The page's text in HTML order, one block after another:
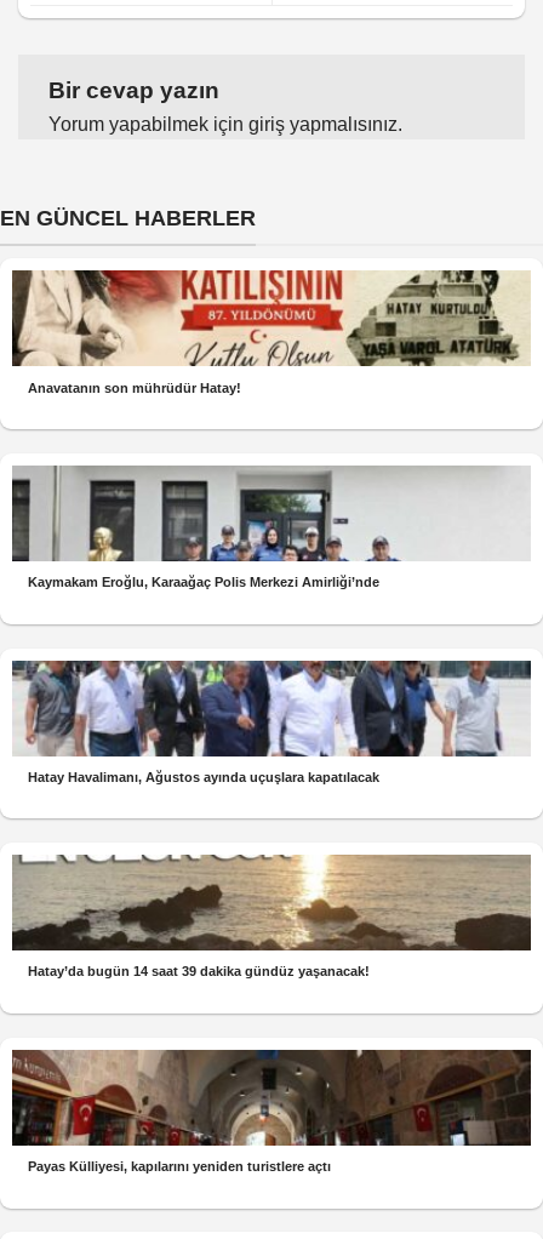
Bir cevap yazın
Yorum yapabilmek için giriş yapmalısınız.
EN GÜNCEL HABERLER
Anavatanın son mührüdür Hatay!
Kaymakam Eroğlu, Karaağaç Polis Merkezi Amirliği’nde
Hatay Havalimanı, Ağustos ayında uçuşlara kapatılacak
Hatay’da bugün 14 saat 39 dakika gündüz yaşanacak!
Payas Külliyesi, kapılarını yeniden turistlere açtı